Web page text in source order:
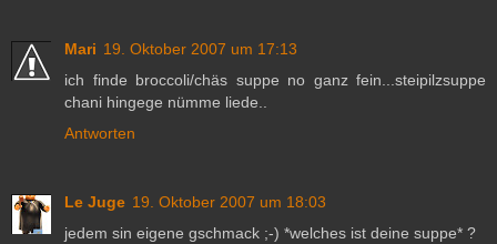
Mari 19. Oktober 2007 um 17:13
ich finde broccoli/chäs suppe no ganz fein...steipilzsuppe
chani hingege nümme liede..
Antworten
Le Juge 19. Oktober 2007 um 18:03
jedem sin eigene gschmack ;-) *welches ist deine suppe* ?